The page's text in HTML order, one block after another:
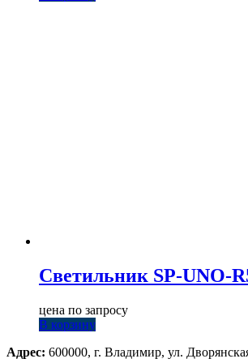
Светильник SP-UNO-
цена по запросу
В корзину
Адрес: 600000, г. Владимир, ул.